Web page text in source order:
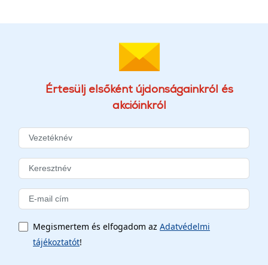
Értesülj elsőként újdonságainkról és
akcióinkról
Megismertem és elfogadom az Adatvédelmi
tájékoztatót!